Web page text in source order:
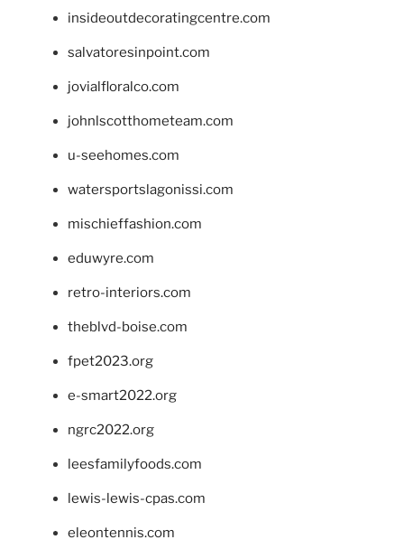
insideoutdecoratingcentre.com
salvatoresinpoint.com
jovialfloralco.com
johnlscotthometeam.com
u-seehomes.com
watersportslagonissi.com
mischieffashion.com
eduwyre.com
retro-interiors.com
theblvd-boise.com
fpet2023.org
e-smart2022.org
ngrc2022.org
leesfamilyfoods.com
lewis-lewis-cpas.com
eleontennis.com